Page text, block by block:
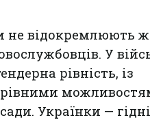
не відокремлюють
У
рівність, із
Українки — гідні